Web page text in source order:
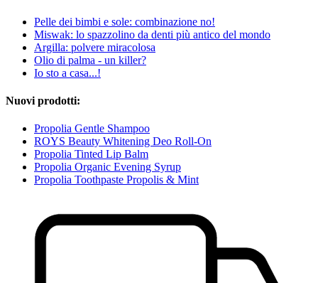
Pelle dei bimbi e sole: combinazione no!
Miswak: lo spazzolino da denti più antico del mondo
Argilla: polvere miracolosa
Olio di palma - un killer?
Io sto a casa...!
Nuovi prodotti:
Propolia Gentle Shampoo
ROYS Beauty Whitening Deo Roll-On
Propolia Tinted Lip Balm
Propolia Organic Evening Syrup
Propolia Toothpaste Propolis & Mint